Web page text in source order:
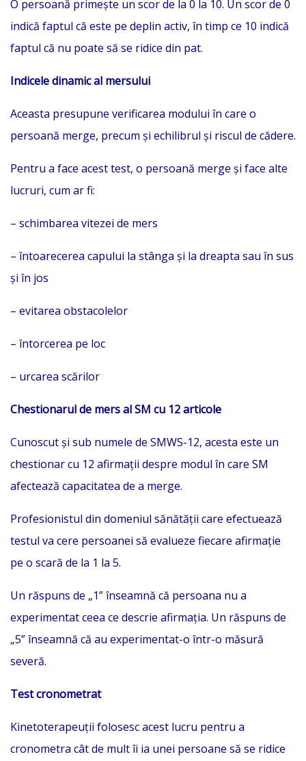
O persoană primește un scor de la 0 la 10. Un scor de 0
indică faptul că este pe deplin activ, în timp ce 10 indică
faptul că nu poate să se ridice din pat.
Indicele dinamic al mersului
Aceasta presupune verificarea modului în care o
persoană merge, precum și echilibrul și riscul de cădere.
Pentru a face acest test, o persoană merge și face alte
lucruri, cum ar fi:
– schimbarea vitezei de mers
– întoarecerea capului la stânga și la dreapta sau în sus
și în jos
– evitarea obstacolelor
– întorcerea pe loc
– urcarea scărilor
Chestionarul de mers al SM cu 12 articole
Cunoscut și sub numele de SMWS-12, acesta este un
chestionar cu 12 afirmații despre modul în care SM
afectează capacitatea de a merge.
Profesionistul din domeniul sănătății care efectuează
testul va cere persoanei să evalueze fiecare afirmație
pe o scară de la 1 la 5.
Un răspuns de „1” înseamnă că persoana nu a
experimentat ceea ce descrie afirmația. Un răspuns de
„5” înseamnă că au experimentat-o într-o măsură
severă.
Test cronometrat
Kinetoterapeuții folosesc acest lucru pentru a
cronometra cât de mult îi ia unei persoane să se ridice